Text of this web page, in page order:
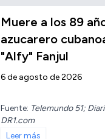
Muere a los 89
azucarero
"Alfy" Fanjul
6 de agosto de 2026
Fuente: Telemundo 51;
DR1.com
Leer más